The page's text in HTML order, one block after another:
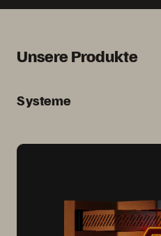
Unsere Produkte
Systeme